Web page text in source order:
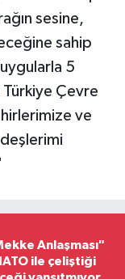
sesine,
sahip
5
Türkiye Çevre
ve
Anlaşması"
ile çeliştiği